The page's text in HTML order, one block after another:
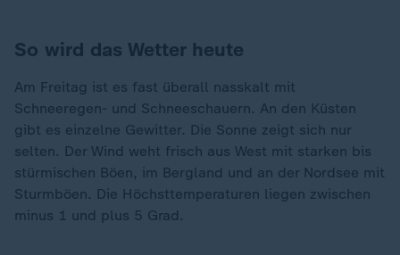
So wird das Wetter heute
Am Freitag ist es fast überall nasskalt mit
Schneeregen- und Schneeschauern. An den Küsten
gibt es einzelne Gewitter. Die Sonne zeigt sich nur
selten. Der Wind weht frisch aus West mit starken bis
stürmischen Böen, im Bergland und an der Nordsee mit
Sturmböen. Die Höchsttemperaturen liegen zwischen
minus 1 und plus 5 Grad.